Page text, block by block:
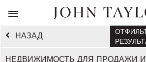
НАЗАД
НЕДВИЖИМОСТЬ ДЛЯ ПРОДАЖИ